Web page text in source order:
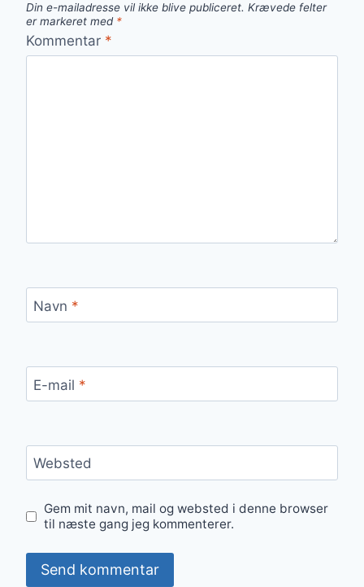
Din e-mailadresse vil ikke blive publiceret. Krævede felter
er markeret med *
Kommentar *
Navn *
E-mail *
Websted
Gem mit navn, mail og websted i denne browser
til næste gang jeg kommenterer.